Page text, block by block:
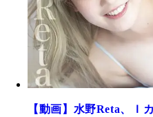
【動画】水野Reta、Ｉ